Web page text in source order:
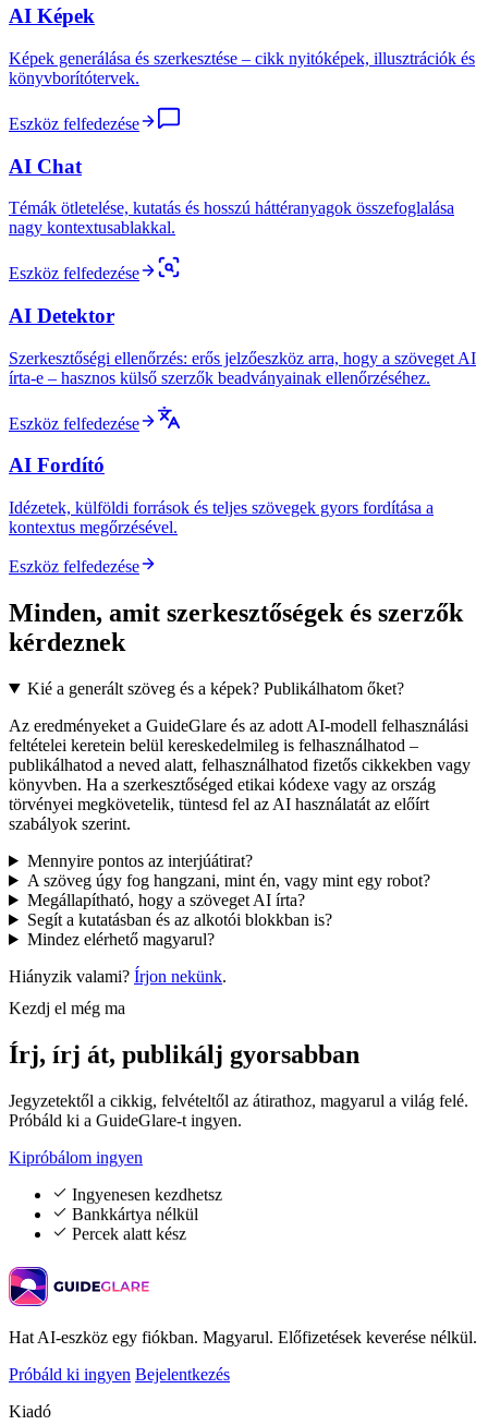
AI Képek
Képek generálása és szerkesztése – cikk nyitóképek, illusztrációk és
könyvborítótervek.
Eszköz felfedezése
AI Chat
Témák ötletelése, kutatás és hosszú háttéranyagok összefoglalása
nagy kontextusablakkal.
Eszköz felfedezése
AI Detektor
Szerkesztőségi ellenőrzés: erős jelzőeszköz arra, hogy a szöveget AI
írta-e – hasznos külső szerzők beadványainak ellenőrzéséhez.
Eszköz felfedezése
AI Fordító
Idézetek, külföldi források és teljes szövegek gyors fordítása a
kontextus megőrzésével.
Eszköz felfedezése
Minden, amit szerkesztőségek és szerzők
kérdeznek
Kié a generált szöveg és a képek? Publikálhatom őket?
Az eredményeket a GuideGlare és az adott AI-modell felhasználási
feltételei keretein belül kereskedelmileg is felhasználhatod –
publikálhatod a neved alatt, felhasználhatod fizetős cikkekben vagy
könyvben. Ha a szerkesztőséged etikai kódexe vagy az ország
törvényei megkövetelik, tüntesd fel az AI használatát az előírt
szabályok szerint.
Mennyire pontos az interjúátirat?
A szöveg úgy fog hangzani, mint én, vagy mint egy robot?
Megállapítható, hogy a szöveget AI írta?
Segít a kutatásban és az alkotói blokkban is?
Mindez elérhető magyarul?
Hiányzik valami? Írjon nekünk.
Kezdj el még ma
Írj, írj át, publikálj gyorsabban
Jegyzetektől a cikkig, felvételtől az átirathoz, magyarul a világ felé.
Próbáld ki a GuideGlare-t ingyen.
Kipróbálom ingyen
Ingyenesen kezdhetsz
Bankkártya nélkül
Percek alatt kész
Hat AI-eszköz egy fiókban. Magyarul. Előfizetések keverése nélkül.
Próbáld ki ingyen Bejelentkezés
Kiadó